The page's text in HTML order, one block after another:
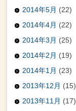
2014年5月 (22)
2014年4月 (22)
2014年3月 (25)
2014年2月 (19)
2014年1月 (23)
2013年12月 (15)
2013年11月 (17)